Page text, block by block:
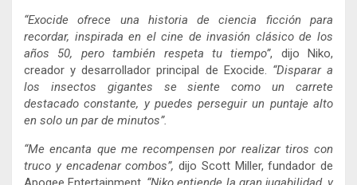
“Exocide ofrece una historia de ciencia ficción para
recordar, inspirada en el cine de invasión clásico de los
años 50, pero también respeta tu tiempo”, dijo Niko,
creador y desarrollador principal de Exocide. “Disparar a
los insectos gigantes se siente como un carrete
destacado constante, y puedes perseguir un puntaje alto
en solo un par de minutos”.
“Me encanta que me recompensen por realizar tiros con
truco y encadenar combos”, dijo Scott Miller, fundador de